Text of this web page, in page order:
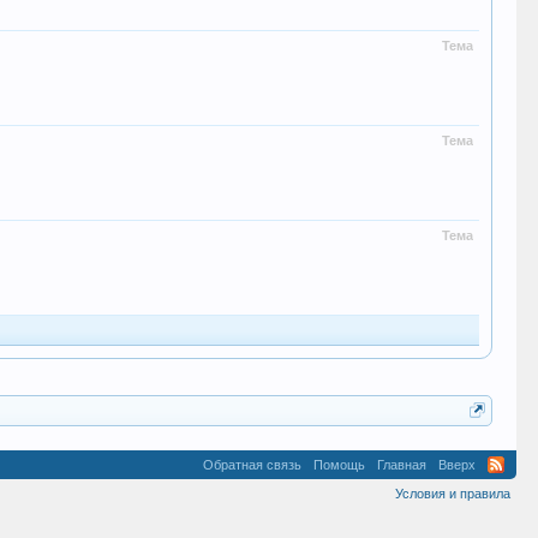
Тема
Тема
Тема
Обратная связь Помощь Главная
Вверх
Условия и правила